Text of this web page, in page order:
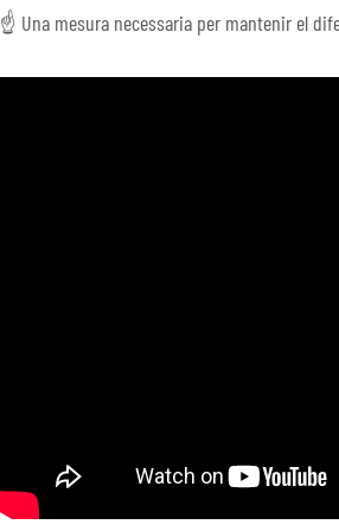
☝️ Una mesura necessaria per mantenir el